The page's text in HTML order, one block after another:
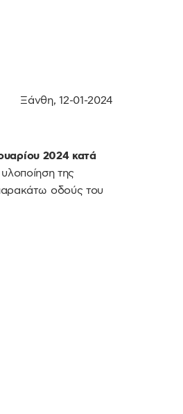
Ξάνθη, 12-01-2024
2024 κατά
της
οδούς του